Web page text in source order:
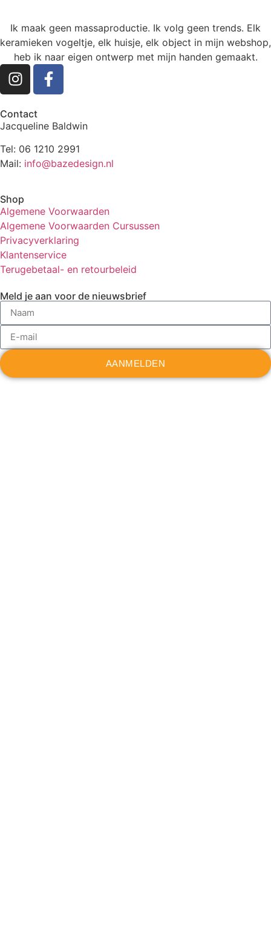
Ik maak geen massaproductie. Ik volg geen trends. Elk
keramieken vogeltje, elk huisje, elk object in mijn webshop,
heb ik naar eigen ontwerp met mijn handen gemaakt.
Contact
Jacqueline Baldwin
Tel: 06 1210 2991
Mail: info@bazedesign.nl
Shop
Algemene Voorwaarden
Algemene Voorwaarden Cursussen
Privacyverklaring
Klantenservice
Terugebetaal- en retourbeleid
Meld je aan voor de nieuwsbrief
AANMELDEN